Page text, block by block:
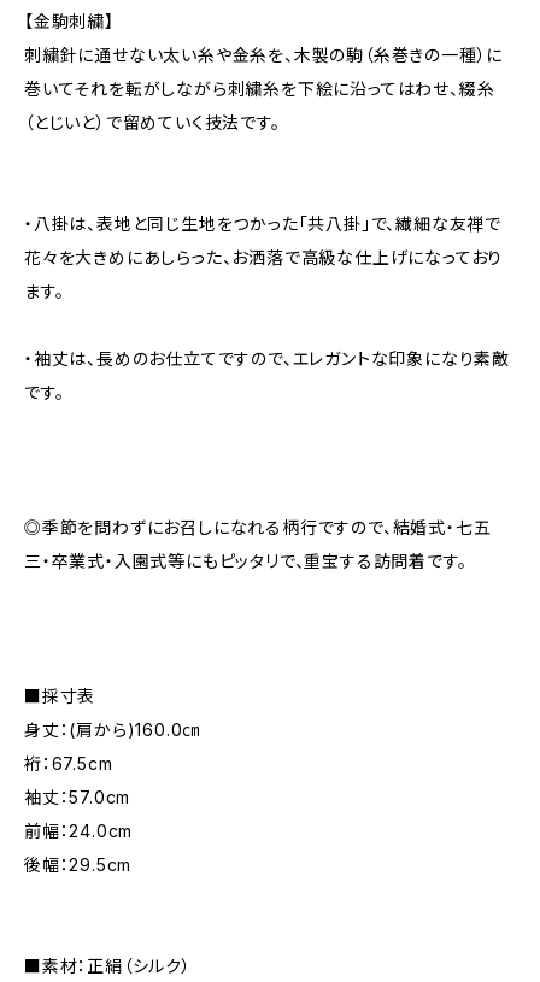
【金駒刺繍】
刺繍針に通せない太い糸や金糸を、木製の駒（糸巻きの一種）に
巻いてそれを転がしながら刺繍糸を下絵に沿ってはわせ、綴糸
（とじいと）で留めていく技法です。
・八掛は、表地と同じ生地をつかった「共八掛」で、繊細な友禅で
花々を大きめにあしらった、お洒落で高級な仕上げになっており
ます。
・袖丈は、長めのお仕立てですので、エレガントな印象になり素敵
です。
◎季節を問わずにお召しになれる柄行ですので、結婚式・七五
三・卒業式・入園式等にもピッタリで、重宝する訪問着です。
■採寸表
身丈：(肩から)160.0㎝
裄：67.5cm
袖丈：57.0cm
前幅：24.0cm
後幅：29.5cm
■素材：正絹（シルク）